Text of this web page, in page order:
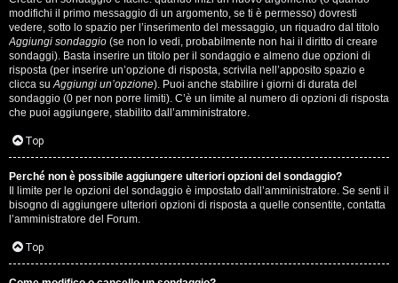
modifichi il primo messaggio di un argomento, se ti è permesso) dovresti
vedere, sotto lo spazio per l’inserimento del messaggio, un riquadro dal titolo
Aggiungi sondaggio (se non lo vedi, probabilmente non hai il diritto di creare
sondaggi). Basta inserire un titolo per il sondaggio e almeno due opzioni di
risposta (per inserire un’opzione di risposta, scrivila nell’apposito spazio e
clicca suAggiungi un’opzione). Puoi anche stabilire i giorni di durata del
sondaggio (0 per non porre limiti). C’è un limite al numero di opzioni di risposta
che puoi aggiungere, stabilito dall’amministratore.
Top
Perché non è possibile aggiungere ulteriori opzioni del sondaggio?
Il limite per le opzioni del sondaggio è impostato dall’amministratore. Se senti il
bisogno di aggiungere ulteriori opzioni di risposta a quelle consentite, contatta
l’amministratore del Forum.
Top
G
i
g
i
D
'
A
g
o